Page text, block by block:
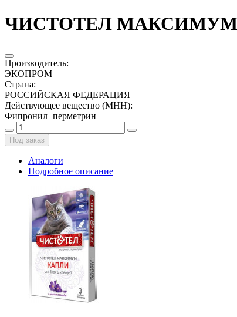
ЧИСТОТЕЛ
Производитель:
ЭКОПРОМ
Страна:
РОССИЙСКАЯ ФЕДЕРАЦИЯ
Действующее вещество (МНН):
Фипронил+перметрин
Под заказ
Аналоги
Подробное описание